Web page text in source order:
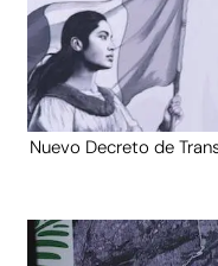
Nuevo Decreto de